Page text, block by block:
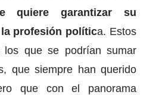
quiere garantizar su
profesión política. Estos
que se podrían sumar
que siempre han querido
que con el panorama